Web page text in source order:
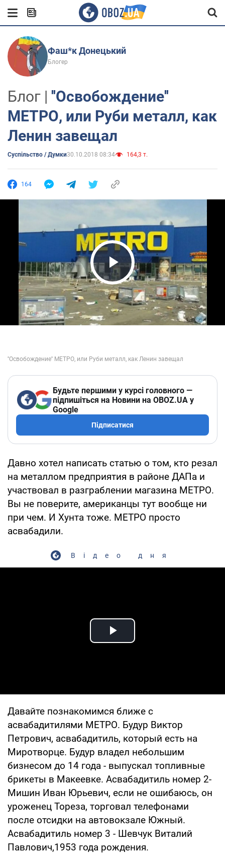
Фаш*к Донецький
Блогер
Блог | ''Освобождение''
МЕТРО, или Руби металл, как
Ленин завещал
Суспільство / Думки30.10.2018 08:34 164,3 т.
164
Play Video
Будьте першими у курсі головного —
підпишіться на Новини на OBOZ.UA у
Google
Підписатися
Давно хотел написать статью о том, кто резал
на металлом предприятия в районе ДАПа и
участвовал в разграблении магазина МЕТРО.
Вы не поверите, американцы тут вообще ни
при чем. И Хунта тоже. МЕТРО просто
асвабадили.
Відео дня
Play Video
Давайте познакомимся ближе с
асвабадитилями МЕТРО. Будур Виктор
Петрович, асвабадитиль, который есть на
Миротворце. Будур владел небольшим
бизнесом до 14 года - выпускал топливные
брикеты в Макеевке. Асвабадитиль номер 2-
Мишин Иван Юрьевич, если не ошибаюсь, он
уроженец Тореза, торговал телефонами
после отсидки на автовокзале Южный.
Асвабадитиль номер 3 - Шевчук Виталий
Павлович,1953 года рождения.